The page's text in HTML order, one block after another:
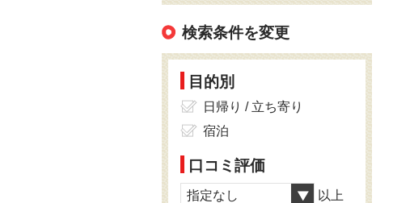
検索条件を変更
目的別
日帰り / 立ち寄り
宿泊
口コミ評価
指定なし 以上